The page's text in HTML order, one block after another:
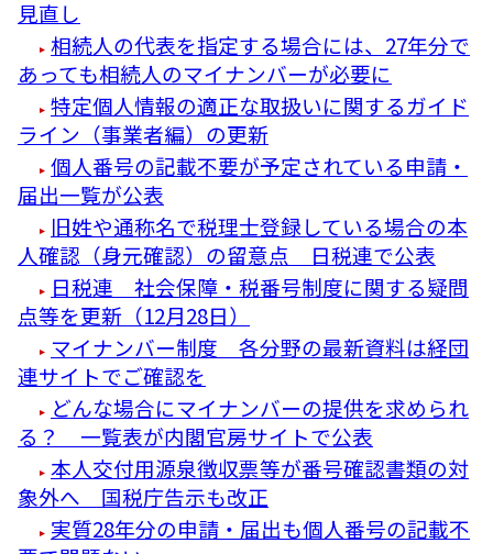
見直し
相続人の代表を指定する場合には、27年分で
あっても相続人のマイナンバーが必要に
特定個人情報の適正な取扱いに関するガイド
ライン（事業者編）の更新
個人番号の記載不要が予定されている申請・
届出一覧が公表
旧姓や通称名で税理士登録している場合の本
人確認（身元確認）の留意点 日税連で公表
日税連 社会保障・税番号制度に関する疑問
点等を更新（12月28日）
マイナンバー制度 各分野の最新資料は経団
連サイトでご確認を
どんな場合にマイナンバーの提供を求められ
る？ 一覧表が内閣官房サイトで公表
本人交付用源泉徴収票等が番号確認書類の対
象外へ 国税庁告示も改正
実質28年分の申請・届出も個人番号の記載不